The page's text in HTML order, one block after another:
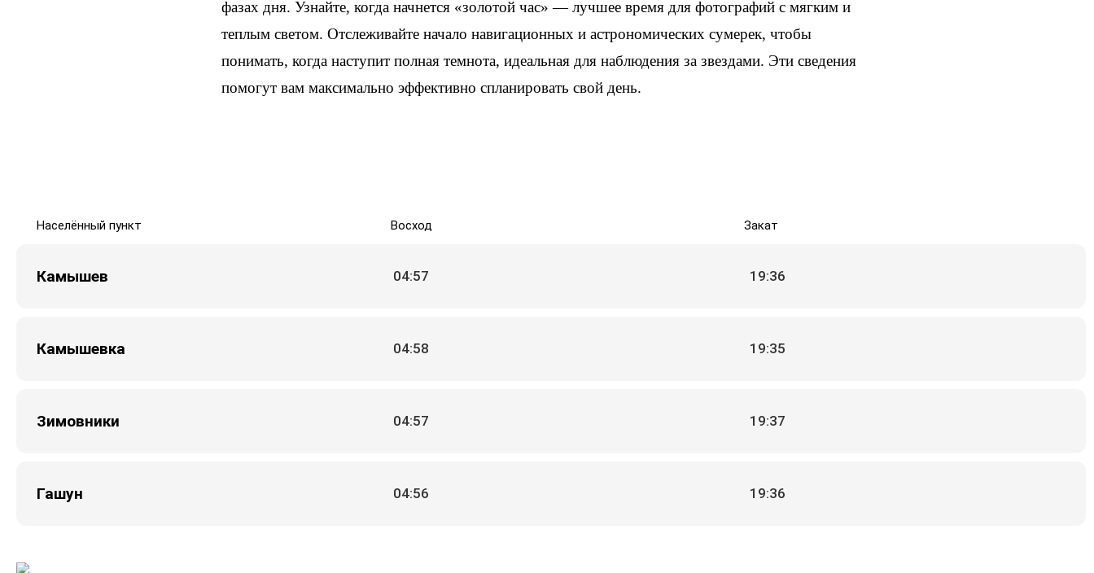
фазах дня. Узнайте, когда начнется «золотой час» — лучшее время для фотографий с мягким и
теплым светом. Отслеживайте начало навигационных и астрономических сумерек, чтобы
понимать, когда наступит полная темнота, идеальная для наблюдения за звездами. Эти сведения
помогут вам максимально эффективно спланировать свой день.
Населённый пункт Восход Закат
Камышев 04:57 19:36
Камышевка 04:58 19:35
Зимовники 04:57 19:37
Гашун 04:56 19:36